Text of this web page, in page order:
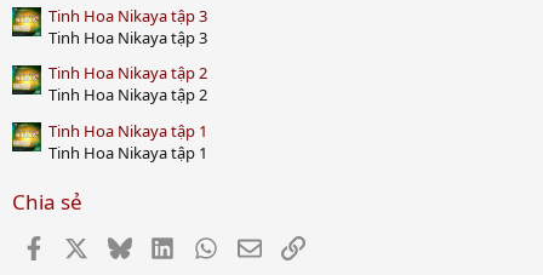
Tinh Hoa Nikaya tập 3
Tinh Hoa Nikaya tập 3
Tinh Hoa Nikaya tập 2
Tinh Hoa Nikaya tập 2
Tinh Hoa Nikaya tập 1
Tinh Hoa Nikaya tập 1
Chia sẻ
Facebook BlueskyLinkedInWhatsApp
EmailLink